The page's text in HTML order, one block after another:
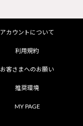
アカウントについて
利用規約
お客さまへのお願い
推奨環境
MY PAGE